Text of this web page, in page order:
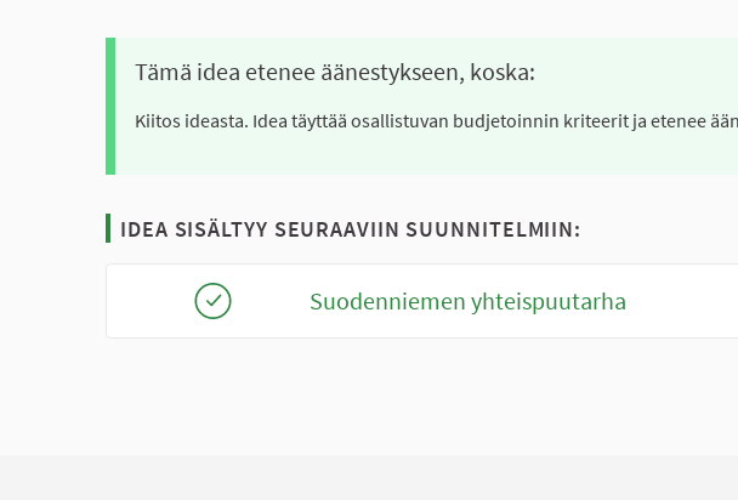
Tämä idea etenee äänestykseen, koska:
Kiitos ideasta. Idea täyttää osallistuvan budjetoinnin kriteerit ja etenee
IDEA SISÄLTYY SEURAAVIIN SUUNNITELMIIN:
Suodenniemen yhteispuutarha